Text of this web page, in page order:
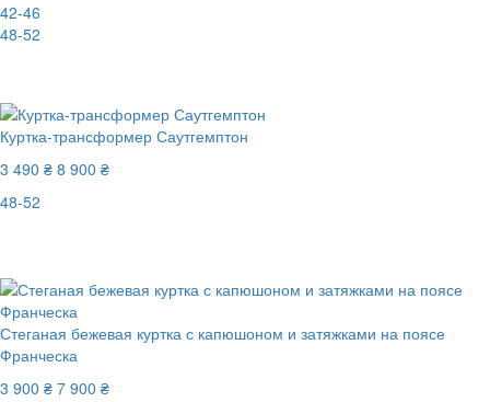
42-46
48-52
Куртка-трансформер Саутгемптон
3 490 ₴ 8 900 ₴
48-52
Стеганая бежевая куртка с капюшоном и затяжками на поясе
Франческа
3 900 ₴ 7 900 ₴